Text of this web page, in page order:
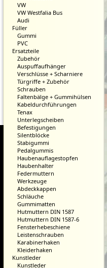
VW
VW Westfalia Bus
Audi
Füller
Gummi
PVC
Ersatzteile
Zubehör
Auspuffaufhänger
Verschlüsse + Scharniere
Türgriffe + Zubehör
Schrauben
Faltenbälge + Gummihülsen
Kabeldurchführungen
Tenax
Unterlegscheiben
Befestigungen
Silentblöcke
Stabigummi
Pedalgummis
Haubenauflagestopfen
Haubenhalter
Federmuttern
Werkzeuge
Abdeckkappen
Schläuche
Gummimatten
Hutmuttern DIN 1587
Hutmuttern DIN 1587-6
Fensterhebeschiene
Leistenschrauben
Karabinerhaken
Kleiderhaken
Kunstleder
Kunstleder